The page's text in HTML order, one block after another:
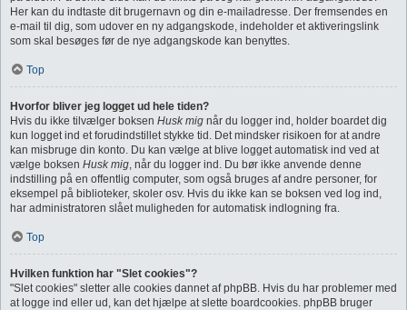
Her kan du indtaste dit brugernavn og din e-mailadresse. Der fremsendes en
e-mail til dig, som udover en ny adgangskode, indeholder et aktiveringslink
som skal besøges før de nye adgangskode kan benyttes.
Top
Hvorfor bliver jeg logget ud hele tiden?
Hvis du ikke tilvælger boksen Husk mig når du logger ind, holder boardet dig
kun logget ind et forudindstillet stykke tid. Det mindsker risikoen for at andre
kan misbruge din konto. Du kan vælge at blive logget automatisk ind ved at
vælge boksen Husk mig, når du logger ind. Du bør ikke anvende denne
indstilling på en offentlig computer, som også bruges af andre personer, for
eksempel på biblioteker, skoler osv. Hvis du ikke kan se boksen ved log ind,
har administratoren slået muligheden for automatisk indlogning fra.
Top
Hvilken funktion har "Slet cookies"?
"Slet cookies" sletter alle cookies dannet af phpBB. Hvis du har problemer med
at logge ind eller ud, kan det hjælpe at slette boardcookies. phpBB bruger